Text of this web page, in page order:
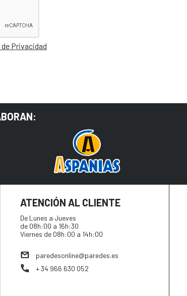
Privacidad
ATENCIÓN AL CLIENTE
De Lunes a Jueves
de 08h:00 a 16h:30
Viernes de 08h:00 a 14h:00
paredesonline@paredes.es
+ 34 966 630 052